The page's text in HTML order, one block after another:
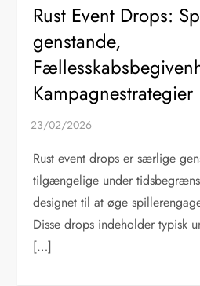
Rust Event Drops:
genstande,
Kampagnestrategier
Rust event drops er særlige
tilgængelige under
designet til at øge
Disse drops indeholder typisk
[…]